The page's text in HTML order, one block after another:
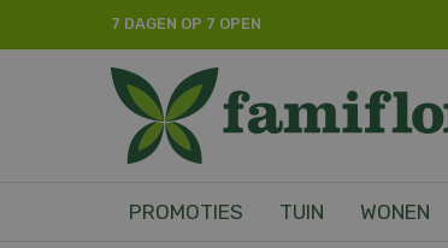
7 DAGEN OP 7 OPEN
PROMOTIES TUIN WONEN